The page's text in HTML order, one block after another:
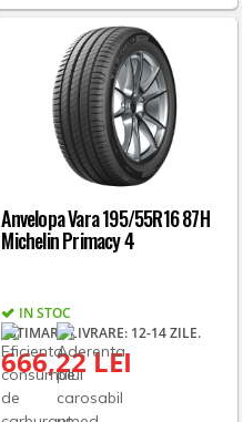
Anvelopa Vara 195/55R16 87H
Michelin Primacy 4
IN STOC
ESTIMARE LIVRARE: 12-14 ZILE.
666,22 LEI